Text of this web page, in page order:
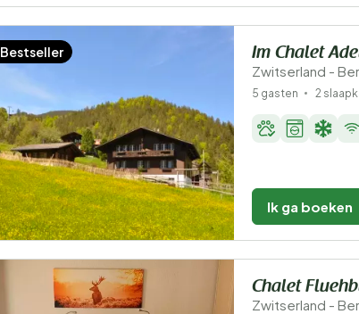
Bestseller Im Chalet
Zwitserland -
5 gasten 2
Ik ga boeken
Chalet
Zwitserland -